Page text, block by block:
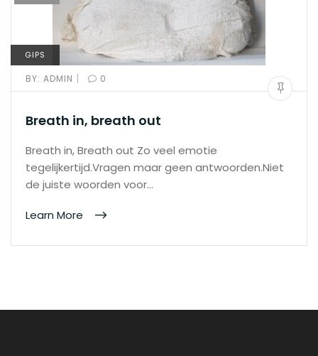
GIPS
BY: ADMIN | 0
Breath in, breath out
Breath in, Breath out Zo veel emotie
tegelijkertijd.Vragen maar geen antwoorden.Niet
de juiste woorden voor…
Learn More